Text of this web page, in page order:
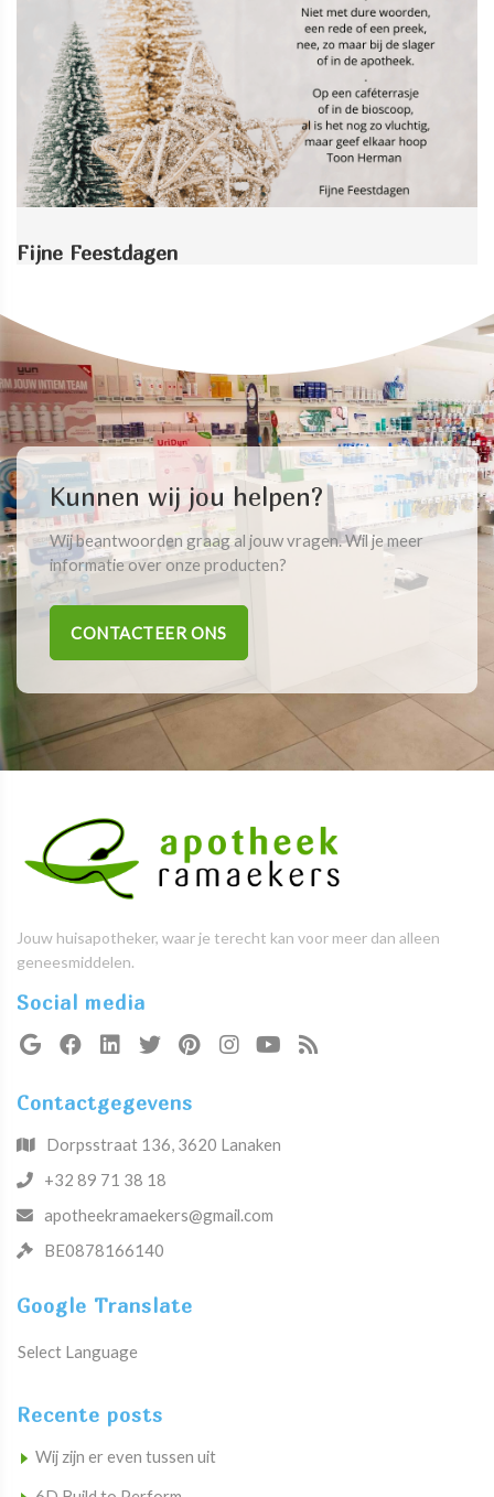
Fijne Feestdagen
Kunnen wij jou helpen?
Wij beantwoorden graag al jouw vragen. Wil je meer
informatie over onze producten?
CONTACTEER ONS
Jouw huisapotheker, waar je terecht kan voor meer dan alleen
geneesmiddelen.
Social media
Contactgegevens
Dorpsstraat 136, 3620 Lanaken
+32 89 71 38 18
apotheekramaekers@gmail.com
BE0878166140
Google Translate
Select Language
Recente posts
Wij zijn er even tussen uit